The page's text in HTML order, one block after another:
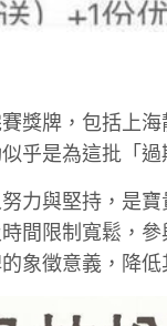
獎牌，包括上
乎是為這批「過
力與堅持，是
間限制寬鬆，
象徵意義，降低